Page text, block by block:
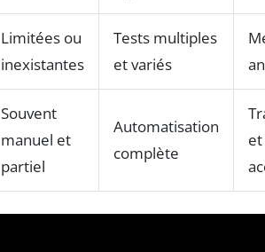
Limitées ou
inexistantes
Tests multiples
et variés
Souvent
manuel et
partiel
Automatisation
complète